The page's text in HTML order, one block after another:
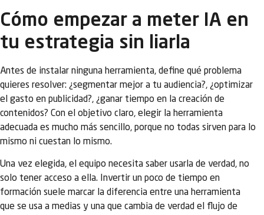
Cómo empezar a meter IA en
tu estrategia sin liarla
Antes de instalar ninguna herramienta, define qué problema
quieres resolver: ¿segmentar mejor a tu audiencia?, ¿optimizar
el gasto en publicidad?, ¿ganar tiempo en la creación de
contenidos? Con el objetivo claro, elegir la herramienta
adecuada es mucho más sencillo, porque no todas sirven para lo
mismo ni cuestan lo mismo.
Una vez elegida, el equipo necesita saber usarla de verdad, no
solo tener acceso a ella. Invertir un poco de tiempo en
formación suele marcar la diferencia entre una herramienta
que se usa a medias y una que cambia de verdad el flujo de